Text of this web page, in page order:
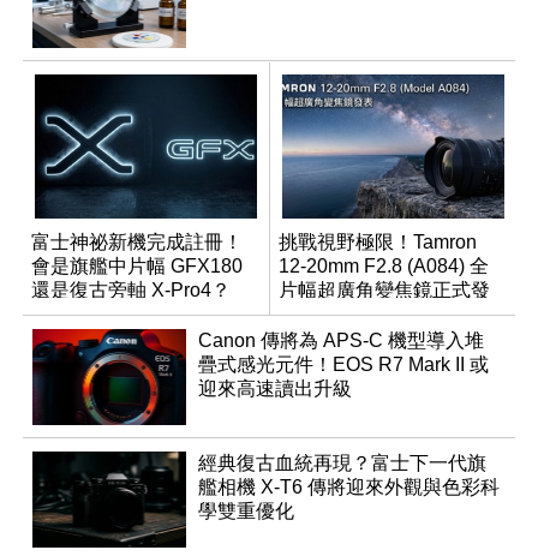
富士神祕新機完成註冊！
會是旗艦中片幅 GFX180
還是復古旁軸 X-Pro4？
挑戰視野極限！Tamron
12-20mm F2.8 (A084) 全
片幅超廣角變焦鏡正式發
表
Canon 傳將為 APS-C 機型導入堆
疊式感光元件！EOS R7 Mark II 或
迎來高速讀出升級
經典復古血統再現？富士下一代旗
艦相機 X-T6 傳將迎來外觀與色彩科
學雙重優化